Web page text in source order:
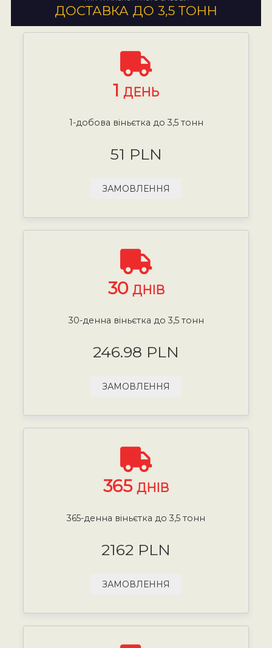
ДОСТАВКА ДО 3,5 ТОНН
1 ДЕНЬ
1-добова віньєтка до 3,5 тонн
51 PLN
ЗАМОВЛЕННЯ
30 ДНІВ
30-денна віньєтка до 3,5 тонн
246.98 PLN
ЗАМОВЛЕННЯ
365 ДНІВ
365-денна віньєтка до 3,5 тонн
2162 PLN
ЗАМОВЛЕННЯ